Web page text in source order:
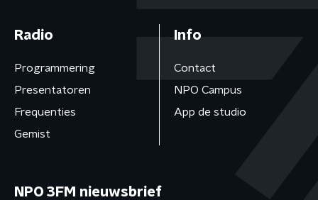
Radio
Programmering
Presentatoren
Frequenties
Gemist
Info
Contact
NPO Campus
App de studio
NPO 3FM nieuwsbrief